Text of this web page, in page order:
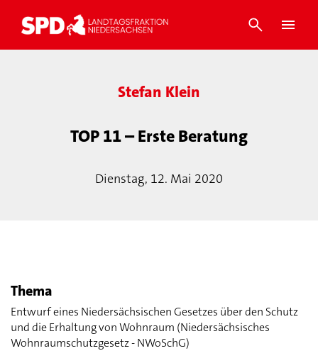
Stefan Klein
TOP 11 – Erste Beratung
Dienstag, 12. Mai 2020
Thema
Entwurf eines Niedersächsischen Gesetzes über den Schutz
und die Erhaltung von Wohnraum (Niedersächsisches
Wohnraumschutzgesetz - NWoSchG)